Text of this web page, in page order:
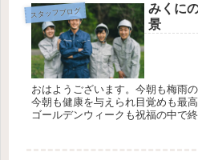
スタッフブログ
みくに
景
おはようございます。今朝も梅雨
今朝も健康を与えられ目覚めも最
ゴールデンウィークも祝福の中で